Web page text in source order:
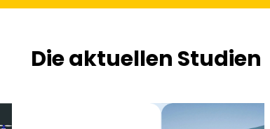
Die aktuellen Studien